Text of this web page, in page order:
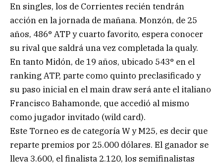
En singles, los de Corrientes recién tendrán
acción en la jornada de mañana. Monzón, de 25
años, 486° ATP y cuarto favorito, espera conocer
su rival que saldrá una vez completada la qualy.
En tanto Midón, de 19 años, ubicado 543° en el
ranking ATP, parte como quinto preclasificado y
su paso inicial en el main draw será ante el italiano
Francisco Bahamonde, que accedió al mismo
como jugador invitado (wild card).
Este Torneo es de categoría W y M25, es decir que
reparte premios por 25.000 dólares. El ganador se
lleva 3.600, el finalista 2.120, los semifinalistas